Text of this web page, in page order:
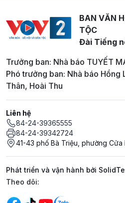
BAN VĂN
TỘC
Đài Tiếng
Trưởng ban: Nhà báo TUYẾT
Phó trưởng ban: Nhà báo Hồng
Thân, Hoài Thu
Liên hệ
84-24-39365555
84-24-39342724
41-43 phố Bà Triệu, phường Cửa
Phát triển và vận hành bởi
Mạng xã hội
Theo dõi: